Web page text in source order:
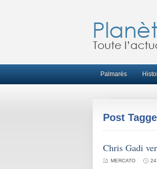
Palmarès
Post
Chris Gadi
MERCATO 24